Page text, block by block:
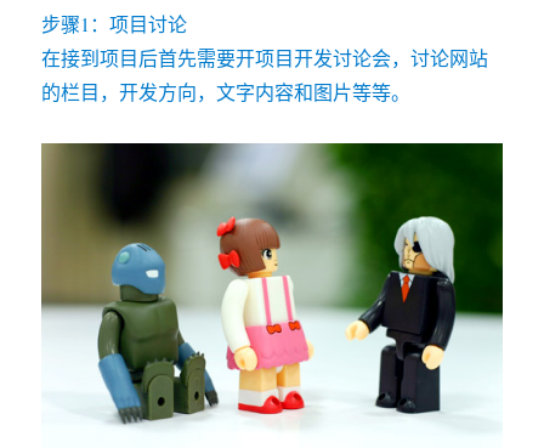
步骤1：项目讨论
在接到项目后首先需要开项目开发讨论会，讨论网站
的栏目，开发方向，文字内容和图片等等。